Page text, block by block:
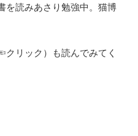
を読みあさり勉強中。猫博
リック）も読んでみてく